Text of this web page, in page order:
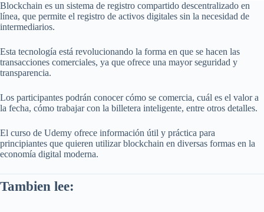
Blockchain es un sistema de registro compartido descentralizado en
línea, que permite el registro de activos digitales sin la necesidad de
intermediarios.
Esta tecnología está revolucionando la forma en que se hacen las
transacciones comerciales, ya que ofrece una mayor seguridad y
transparencia.
Los participantes podrán conocer cómo se comercia, cuál es el valor a
la fecha, cómo trabajar con la billetera inteligente, entre otros detalles.
El curso de Udemy ofrece información útil y práctica para
principiantes que quieren utilizar blockchain en diversas formas en la
economía digital moderna.
Tambien lee: